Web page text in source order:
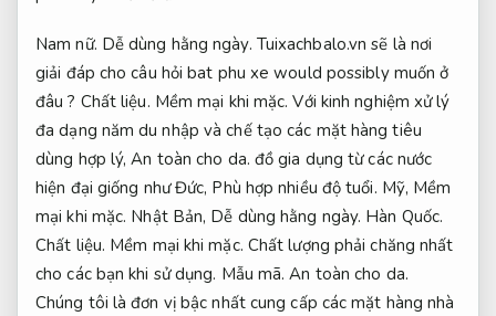
Nam nữ. Dễ dùng hằng ngày. Tuixachbalo.vn sẽ là nơi
giải đáp cho câu hỏi bat phu xe would possibly muốn ở
đâu ? Chất liệu. Mềm mại khi mặc. Với kinh nghiệm xử lý
đa dạng năm du nhập và chế tạo các mặt hàng tiêu
dùng hợp lý,An toàn cho da. đồ gia dụng từ các nước
hiện đại giống như Đức, Phù hợp nhiều độ tuổi. Mỹ, Mềm
mại khi mặc. Nhật Bản, Dễ dùng hằng ngày. Hàn Quốc.
Chất liệu. Mềm mại khi mặc. Chất lượng phải chăng nhất
cho các bạn khi sử dụng. Mẫu mã. An toàn cho da.
Chúng tôi là đơn vị bậc nhất cung cấp các mặt hàng nhà